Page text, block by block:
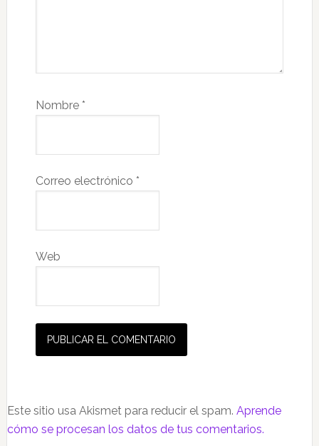
Nombre *
Correo electrónico *
Web
Este sitio usa Akismet para reducir el spam. Aprende
cómo se procesan los datos de tus comentarios.